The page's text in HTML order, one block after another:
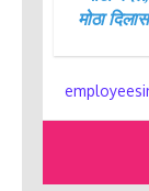
मोठा